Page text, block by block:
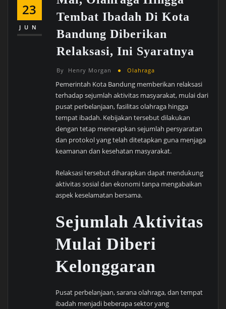
23
JUN
Tembat Ibadah Di Kota
Bandung Diberikan
Relaksasi, Ini Syaratnya
By Henry Morgan Olahraga
Pemerintah Kota Bandung memberikan relaksasi
terhadap sejumlah aktivitas masyarakat, mulai dari
pusat perbelanjaan, fasilitas olahraga hingga
tempat ibadah. Kebijakan tersebut dilakukan
dengan tetap menerapkan sejumlah persyaratan
dan protokol yang telah ditetapkan guna menjaga
keamanan dan kesehatan masyarakat.
Relaksasi tersebut diharapkan dapat mendukung
aktivitas sosial dan ekonomi tanpa mengabaikan
aspek keselamatan bersama.
Sejumlah Aktivitas
Mulai Diberi
Kelonggaran
Pusat perbelanjaan, sarana olahraga, dan tempat
ibadah menjadi beberapa sektor yang